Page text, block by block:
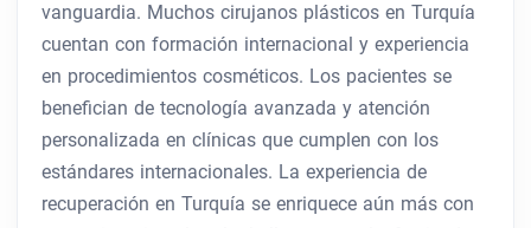
vanguardia. Muchos cirujanos plásticos en Turquía
cuentan con formación internacional y experiencia
en procedimientos cosméticos. Los pacientes se
benefician de tecnología avanzada y atención
personalizada en clínicas que cumplen con los
estándares internacionales. La experiencia de
recuperación en Turquía se enriquece aún más con